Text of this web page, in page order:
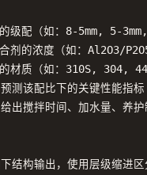
该配比下的关键性能指标
搅拌时间、加水量、养护
结构输出，使用层级缩进区